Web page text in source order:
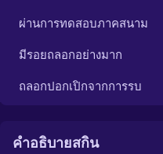
ผ่านการทดสอบภาคสนาม
มีรอยถลอกอย่างมาก
ถลอกปอกเปิกจากการรบ
คำอธิบายสกิน